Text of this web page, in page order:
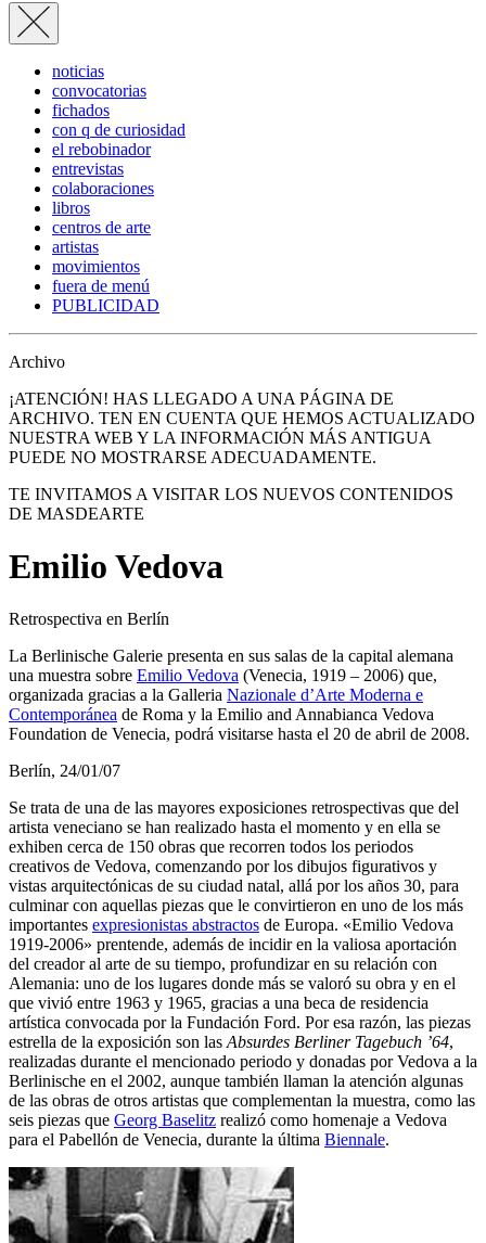
noticias
convocatorias
fichados
con q de curiosidad
el rebobinador
entrevistas
colaboraciones
libros
centros de arte
artistas
movimientos
fuera de menú
PUBLICIDAD
Archivo
¡ATENCIÓN! HAS LLEGADO A UNA PÁGINA DE
ARCHIVO. TEN EN CUENTA QUE HEMOS ACTUALIZADO
NUESTRA WEB Y LA INFORMACIÓN MÁS ANTIGUA
PUEDE NO MOSTRARSE ADECUADAMENTE.
TE INVITAMOS A VISITAR LOS NUEVOS CONTENIDOS
DE MASDEARTE
Emilio Vedova
Retrospectiva en Berlín
La Berlinische Galerie presenta en sus salas de la capital alemana
una muestra sobre Emilio Vedova (Venecia, 1919 – 2006) que,
organizada gracias a la Galleria Nazionale d’Arte Moderna e
Contemporánea de Roma y la Emilio and Annabianca Vedova
Foundation de Venecia, podrá visitarse hasta el 20 de abril de 2008.
Berlín, 24/01/07
Se trata de una de las mayores exposiciones retrospectivas que del
artista veneciano se han realizado hasta el momento y en ella se
exhiben cerca de 150 obras que recorren todos los periodos
creativos de Vedova, comenzando por los dibujos figurativos y
vistas arquitectónicas de su ciudad natal, allá por los años 30, para
culminar con aquellas piezas que le convirtieron en uno de los más
importantes expresionistas abstractos de Europa. «Emilio Vedova
1919-2006» prentende, además de incidir en la valiosa aportación
del creador al arte de su tiempo, profundizar en su relación con
Alemania: uno de los lugares donde más se valoró su obra y en el
que vivió entre 1963 y 1965, gracias a una beca de residencia
artística convocada por la Fundación Ford. Por esa razón, las piezas
estrella de la exposición son lasAbsurdes Berliner Tagebuch ’64,
realizadas durante el mencionado periodo y donadas por Vedova a la
Berlinische en el 2002, aunque también llaman la atención algunas
de las obras de otros artistas que complementan la muestra, como las
seis piezas que Georg Baselitz realizó como homenaje a Vedova
para el Pabellón de Venecia, durante la última Biennale.